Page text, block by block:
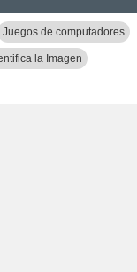
Juegos de computadores
la Imagen